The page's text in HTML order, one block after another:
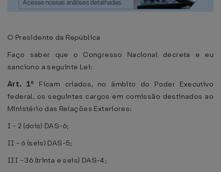
O Presidente da República
Faço saber que o Congresso Nacional decreta e eu
sanciono a seguinte Lei:
Art. 1º Ficam criados, no âmbito do Poder Executivo
federal, os seguintes cargos em comissão destinados ao
Ministério das Relações Exteriores:
I - 2 (dois) DAS-6;
II - 6 (seis) DAS-5;
III - 36 (trinta e seis) DAS-4;